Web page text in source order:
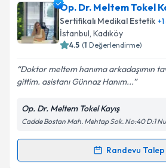
Dr. Hasan Yeşilkayalıiçin
oluşturun. Size bu uzmandan
takvim hazırlandığında e-posta
Kişisel verilerimin
Metni'ni okudum ve kişisel
kapsamda işlenmesini kabul
Op. Dr. Meltem Tokel
Sertifikalı Medikal Estetik +1
İstanbul, Kadıköy
4.5 (1 Değerlendirme)
Doktor meltem hanıma arkadaşımın
gittim. asistanı Günnaz Hanım...
Op. Dr. Meltem Tokel Kayış
Cadde Bostan Mah. Mehtap Sok. No:40 D:1
Randevu Talep
Randevu Takvimi Talebi